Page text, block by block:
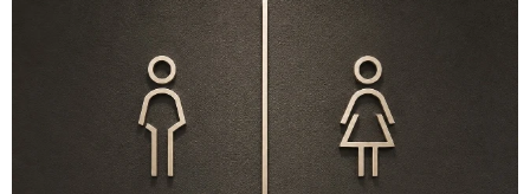
われることもありました。そういったことを踏まえて、や
はり第三者のプロの指導を仰いだ方が良いと考えたので
す」と説明。
岸田総理は年頭会見で異次元の少子化対策への挑戦を表明
しましたが、その全容がわかるのはこれから。